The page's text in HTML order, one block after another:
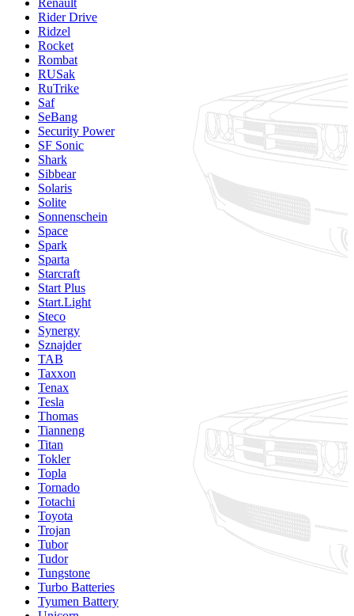
Renault
Rider Drive
Ridzel
Rocket
Rombat
RUSak
RuTrike
Saf
SeBang
Security Power
SF Sonic
Shark
Sibbear
Solaris
Solite
Sonnenschein
Space
Spark
Sparta
Starcraft
Start Plus
Start.Light
Steco
Synergy
Sznajder
TAB
Taxxon
Tenax
Tesla
Thomas
Tianneng
Titan
Tokler
Topla
Tornado
Totachi
Toyota
Trojan
Tubor
Tudor
Tungstone
Turbo Batteries
Tyumen Battery